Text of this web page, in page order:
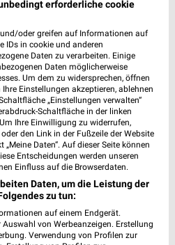
Kiosk-Ordersatz
Gültig bis Mo. 31.08.
SELGROS
erforderliche cookie
oder greifen auf Informationen auf
IDs in cookie und anderen
Daten zu verarbeiten. Einige
Daten möglicherweise
Um dem zu widersprechen, öffnen
Ihre Einstellungen akzeptieren, ablehnen
„Einstellungen verwalten“
Schaltfläche in der linken
Ihre Einwilligung zu widerrufen,
den Link in der Fußzeile der Website
Daten“. Auf dieser Seite können
Entscheidungen werden unseren
Einfluss auf die Browserdaten.
Daten, um die Leistung der
zu tun:
auf einem Endgerät.
von Werbeanzeigen. Erstellung
Verwendung von Profilen zur